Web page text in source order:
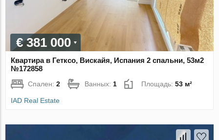
€ 381 000
Квартира в Гетксо, Вискайя, Испания 2 спальни, 53м2
№172858
Спален:2 Ванных: 1 Площадь:53 м²
IAD Real Estate